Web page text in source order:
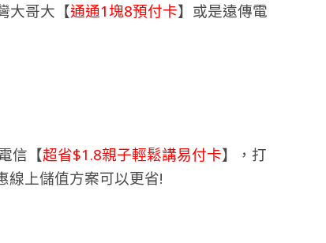
大哥大【通通1塊8預付卡】或是遠傳電
信【超省$1.8親子輕鬆講易付卡】，打
線上儲值方案可以更省!